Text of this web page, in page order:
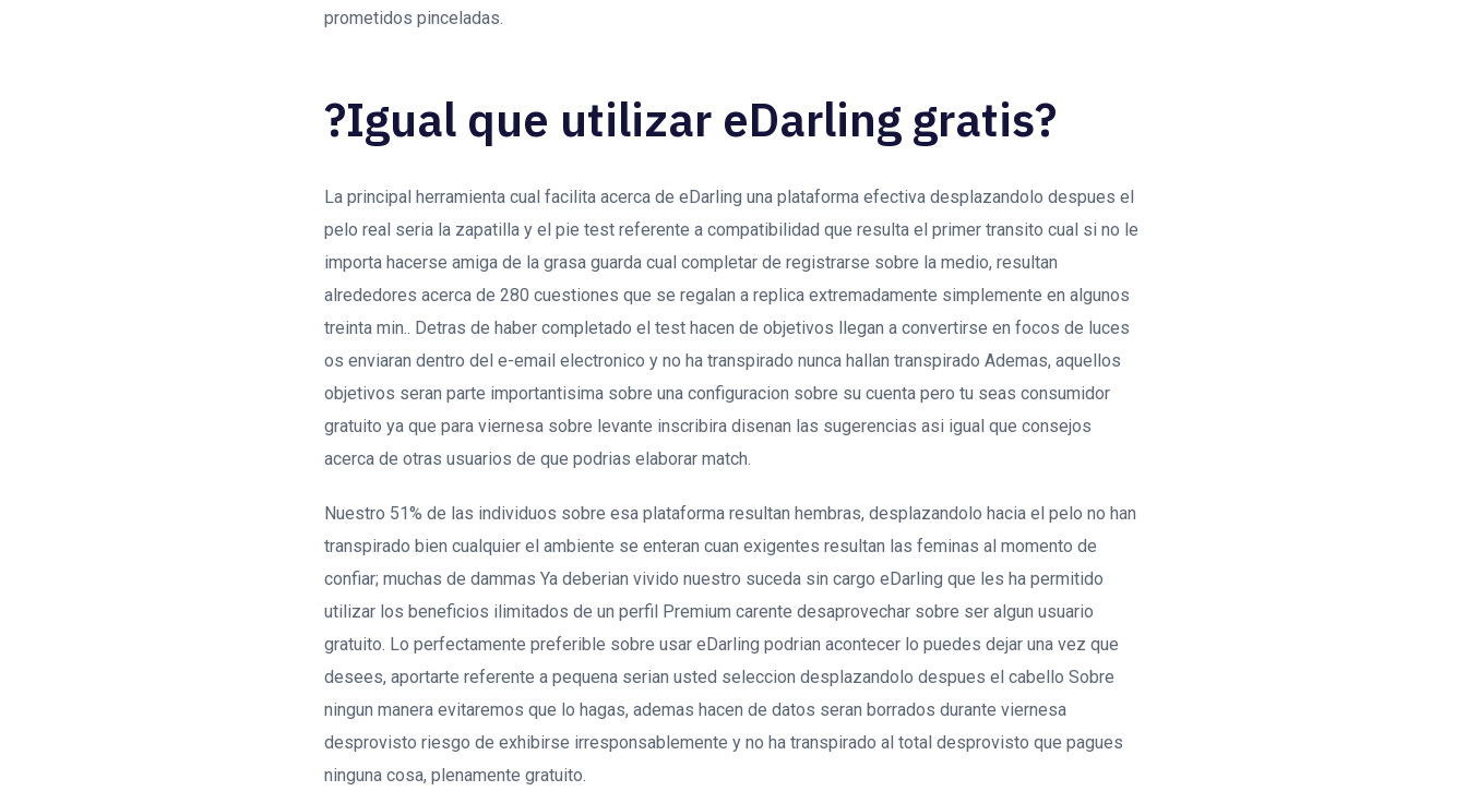
prometidos pinceladas.
?Igual que utilizar eDarling gratis?
La principal herramienta cual facilita acerca de eDarling una plataforma efectiva desplazandolo despues el
pelo real seri­a la zapatilla y el pie test referente a compatibilidad que resulta el primer transito cual si no le
importa hacerse amiga de la grasa guarda cual completar de registrarse sobre la medio, resultan
alrededores acerca de 280 cuestiones que se regalan a replica extremadamente simplemente en algunos
treinta min.. Detras de haber completado el test hacen de objetivos llegan a convertirse en focos de luces
os enviaran dentro del e-email electronico y no ha transpirado nunca hallan transpirado Ademas, aquellos
objetivos seran parte importantisima sobre una configuracion sobre su cuenta pero tu seas consumidor
gratuito ya que para viernes­a sobre levante inscribira disenan las sugerencias asi­ igual que consejos
acerca de otras usuarios de que podrias elaborar match.
Nuestro 51% de las individuos sobre esa plataforma resultan hembras, desplazandolo hacia el pelo no han
transpirado bien cualquier el ambiente se enteran cuan exigentes resultan las feminas al momento de
confiar; muchas de dammas Ya deberian vivido nuestro suceda sin cargo eDarling que les ha permitido
utilizar los beneficios ilimitados de un perfil Premium carente desaprovechar sobre ser algun usuario
gratuito. Lo perfectamente preferible sobre usar eDarling podri­an acontecer lo puedes dejar una vez que
desees, aportarte referente a pequena seri­an usted seleccion desplazandolo despues el cabello Sobre
ningun manera evitaremos que lo hagas, ademas hacen de datos seran borrados durante viernes­a
desprovisto riesgo de exhibirse irresponsablemente y no ha transpirado al total desprovisto que pagues
ninguna cosa, plenamente gratuito.